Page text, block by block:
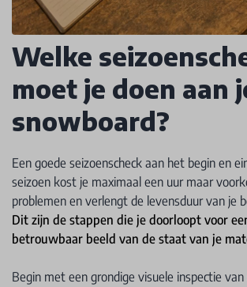
Welke
moet je doen aan
snowboard?
Een goede seizoenscheck aan het begin en
seizoen kost je maximaal een uur maar
problemen en verlengt de levensduur van je
Dit zijn de stappen die je doorloopt voor
betrouwbaar beeld van de staat van je
Begin met een grondige visuele inspectie